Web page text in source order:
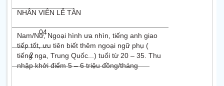
NHÂN VIÊN LỄ TÂN
04
Nam/Nữ, Ngoại hình ưa nhìn, tiếng anh giao
tiếp tốt, ưu tiên biết thêm ngoại ngữ phụ (
tiếng nga, Trung Quốc...) tuổi từ 20 – 35. Thu
nhập khởi điểm 5 – 6 triệu đồng/tháng
2